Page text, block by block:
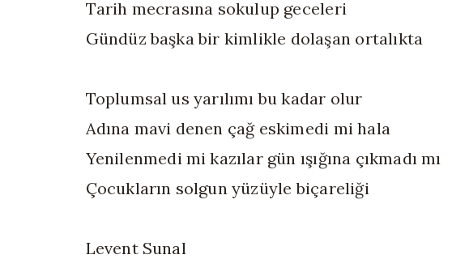
Tarih mecrasına sokulup geceleri
Gündüz başka bir kimlikle dolaşan ortalıkta
Toplumsal us yarılımı bu kadar olur
Adına mavi denen çağ eskimedi mi hala
Yenilenmedi mi kazılar gün ışığına çıkmadı mı
Çocukların solgun yüzüyle biçareliği
Levent Sunal